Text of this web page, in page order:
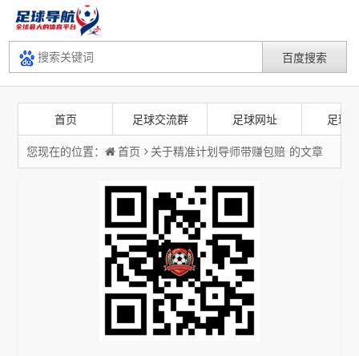
首页 足球交流群 足球网址 足球
您现在的位置： 首页 关于精准计划导师带赚包赔 的文章